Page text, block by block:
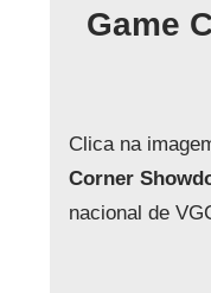
Game
Clica na
Corner
nacional de